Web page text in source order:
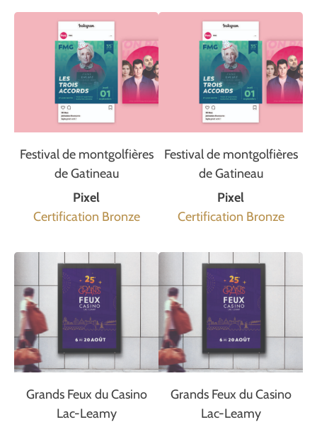
Festival de montgolfières
de Gatineau
Pixel
Certification Bronze
Grands Feux du Casino
Lac-Leamy
Festival de montgolfières
de Gatineau
Pixel
Certification Bronze
Grands Feux du Casino
Lac-Leamy